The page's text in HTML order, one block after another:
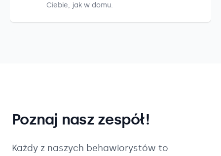
Ciebie, jak w domu.
Poznaj nasz zespół!
Każdy z naszych behawiorystów to